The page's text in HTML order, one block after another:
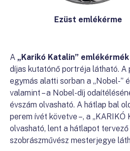
Ezüst emlékérme
A „Karikó Katalin”
díjas kutatónő portréja látható. A
egymás alatti sorban a „Nobel-”
valamint – a Nobel-díj
évszám olvasható. A hátlap bal
perem ívét követve –, a
olvasható, lent a hátlapot
szobrászművész mesterjegye